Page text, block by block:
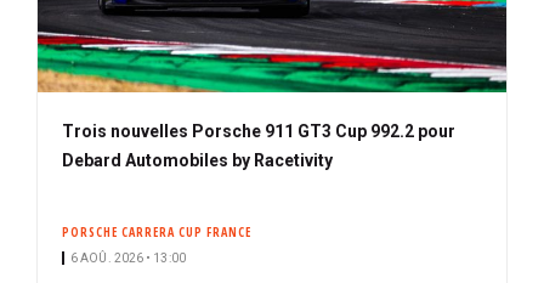
Trois nouvelles Porsche 911 GT3 Cup 992.2 pour
Debard Automobiles by Racetivity
PORSCHE CARRERA CUP FRANCE
6 AOÛ. 2026 • 13:00